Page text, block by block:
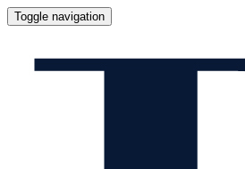
Toggle navigation